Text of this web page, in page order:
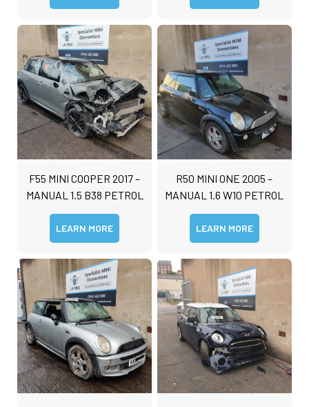
F55 MINI COOPER 2017 –
MANUAL 1.5 B38 PETROL
LEARN MORE
R50 MINI ONE 2005 –
MANUAL 1.6 W10 PETROL
LEARN MORE